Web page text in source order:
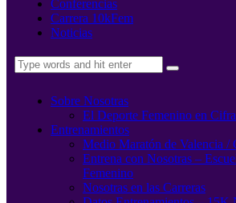
Conferencias
Carrera 10kFem
Noticias
Sobre Nosotras
El Deporte Femenino en
Entrenamientos
Medio Maratón de Valencia /
Entrena con Nosotras –
Femenino
Nosotras en las Carreras